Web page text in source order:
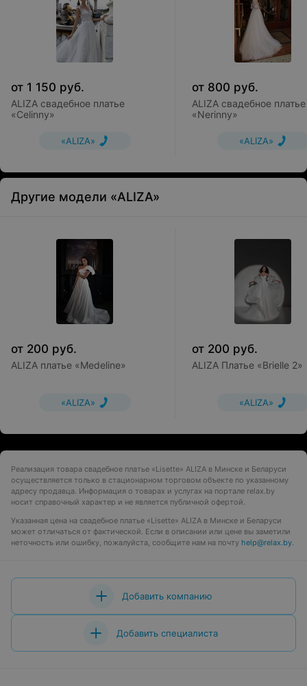
от 1 150 руб.
ALIZA свадебное платье
«Celinny»
«ALIZA»
от 800 руб.
ALIZA свадебное платье
«Nerinny»
«ALIZA»
Другие модели «ALIZA»
от 200 руб.
ALIZA платье «Medeline»
«ALIZA»
от 200 руб.
ALIZA Платье «Brielle 2»
«ALIZA»
Реализация товара свадебное платье «Lisette» ALIZA в Минске и Беларуси
осуществляется только в стационарном торговом объекте по указанному
адресу продавца. Информация о товарах и услугах на портале relax.by
носит справочный характер и не является публичной офертой.
Указанная цена на свадебное платье «Lisette» ALIZA в Минске и Беларуси
может отличаться от фактической. Если в описании или цене вы заметили
неточность или ошибку, пожалуйста, сообщите нам на почту help@relax.by.
Добавить компанию
Добавить специалиста